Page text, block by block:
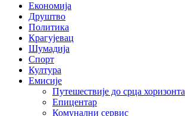
Економија
Друштво
Политика
Крагујевац
Шумадија
Спорт
Култура
Емисије
Путешествије до срца хоризонта
Епицентар
Комунални сервис